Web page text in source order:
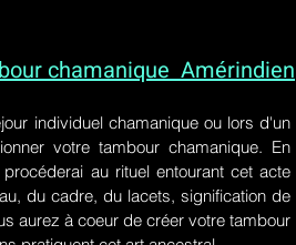
chamanique Amérindien
individuel chamaniqueou lors d'un
votre tambour chamanique. En
au rituel entourant cet acte
du cadre, du lacets, signification de
aurez à coeur de créer votre tambour